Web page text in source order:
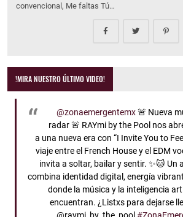
convencional, Me faltas Tú…
!MIRA NUESTRO ÚLTIMO VIDEO!
@zonaemergentemx🚨 Nueva
radar 🚨 RAYmi by the Pool nos
a una nueva era con “I Invite You to
viaje entre el French House y el EDM
invita a soltar, bailar y sentir. ✨🐱 Un
combina identidad digital, energía
donde la música y la inteligencia
encuentran. ¿Listxs para dejarse